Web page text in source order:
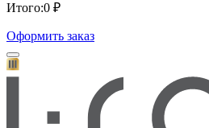
Итого:0 ₽
Оформить заказ